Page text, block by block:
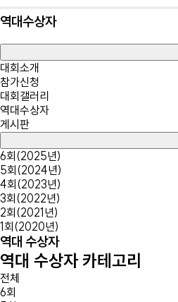
역대수상자
대회소개
참가신청
대회갤러리
역대수상자
게시판
6회(2025년)
5회(2024년)
4회(2023년)
3회(2022년)
2회(2021년)
1회(2020년)
역대 수상자
역대 수상자 카테고리
전체
6회